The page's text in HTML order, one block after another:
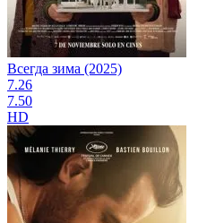
Всегда зима (2025)
7.26
7.50
HD